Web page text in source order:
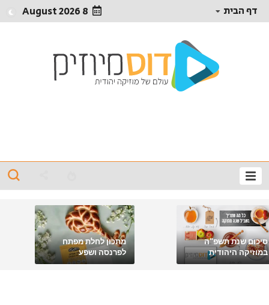
דף הבית 8 August 2026
סיכום שנת תשפ"ה
במוזיקה היהודית
מתכון לחלת מפתח
לפרנסה ושפע